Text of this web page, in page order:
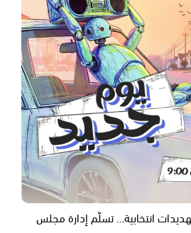
انتخابية… تسلّم إدارة مجلس